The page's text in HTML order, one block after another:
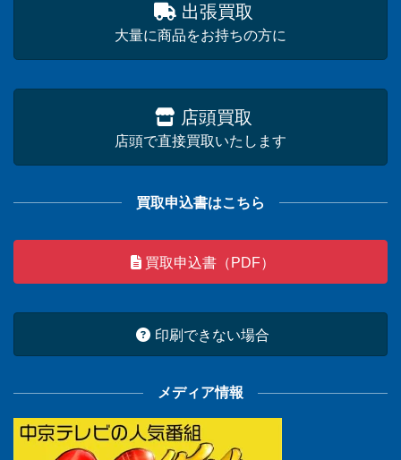
出張買取
大量に商品をお持ちの方に
店頭買取
店頭で直接買取いたします
買取申込書はこちら
買取申込書（PDF）
印刷できない場合
メディア情報